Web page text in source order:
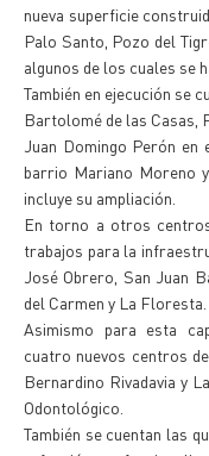
nueva superficie
Palo Santo, Pozo del
algunos de los cuales se
También en ejecución se
Bartolomé de las Casas,
Juan Domingo Perón
barrio Mariano Moreno
incluye su ampliación.
En torno a otros
trabajos para la
José Obrero, San Juan
del Carmen y La Floresta.
Asimismo para esta
cuatro nuevos centros
Bernardino Rivadavia y
Odontológico.
También se cuentan las